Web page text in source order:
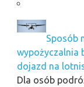
Sposób
wypożyczalnia
dojazd na
Dla osób